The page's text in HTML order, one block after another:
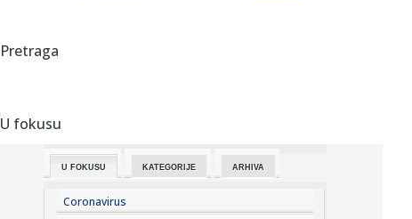
13:08:
13:07: Поведите свог љубимца у биоскоп: OPENS...
Pretraga
U fokusu
U FOKUSU KATEGORIJE ARHIVA
Coronavirus